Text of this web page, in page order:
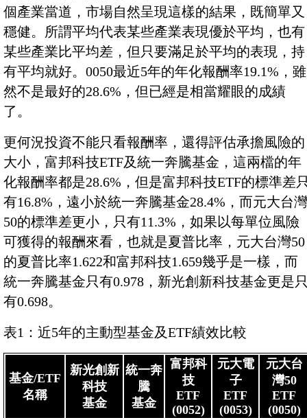
個產業當道，市場自然呈現這樣的結果，既簡單又
穩健。所謂平均代表某些產業表現優於平均，也有
某些產業比平均差，但只要滿足於平均的表現，持
有平均就好。0050最近5年的年化報酬率19.1%，雖
然不是最好的28.6%，但已經是相當耀眼的成績
了。
更何況投資不能只看報酬率，還得評估承擔風險的
大小，富邦科技ETF及統一奔騰基金，這兩檔的年
化報酬率都是28.6%，但是富邦科技ETF的標準差
有16.8%，遠小於統一奔騰基金28.4%，而元大台灣
50的標準差更小，只有11.3%，如果以每單位風險
可獲得的報酬來看，也就是夏普比率，元大台灣50
的夏普比率1.622和富邦科技1.659幾乎是一樣，而
統一奔騰基金只有0.978，新光創新科技基金更是
有0.698。
表1：近5年的主動型基金及ETF績效比較
基金/ETF
名稱
新光創新
科技
基金
統一奔
騰
基金
富邦科
技
ETF
(0052)
元大電
子
ETF
(0053)
元大台
灣50
ETF
(0050)